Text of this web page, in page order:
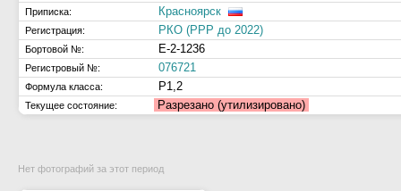
Приписка: Красноярск
Регистрация: РКО (РРР до 2022)
Бортовой №: Е-2-1236
Регистровый №: 076721
Формула класса: Р1,2
Текущее состояние: Разрезано (утилизировано)
Нет фотографий за этот период